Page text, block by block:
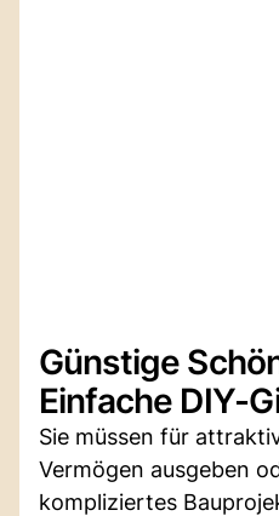
Günstige
Einfache DIY-
Sie müssen für
Vermögen ausgeben
kompliziertes